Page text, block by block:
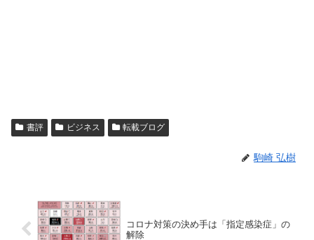
書評 ビジネス 転載ブログ
駒崎 弘樹
コロナ対策の決め手は「指定感染症」の
解除